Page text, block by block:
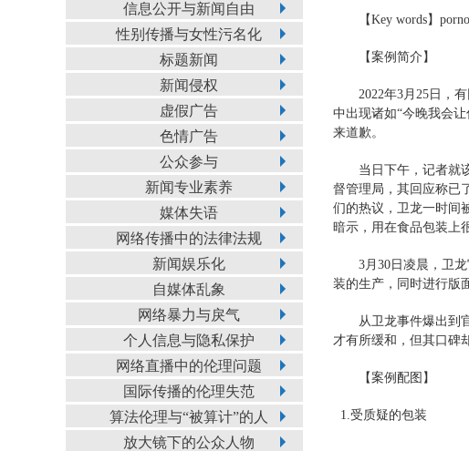
信息公开与新闻自由
性别传播与女性污名化
标题新闻
新闻侵权
虚假广告
色情广告
公众参与
新闻专业素养
媒体失语
网络传播中的法律法规
新闻娱乐化
自媒体乱象
网络暴力与戾气
个人信息与隐私保护
网络直播中的伦理问题
国际传播的伦理失范
算法伦理与“被算计”的人
放大镜下的公众人物
【Key words】
【案例简介】
2022年3月25日，
中出现诸如“今晚我会
来道歉。
当日下午，记者就
督管理局，其回应称已
们的热议，卫龙一时间
暗示，用在食品包装上
3月30日凌晨，卫
装的生产，同时进行版
从卫龙事件爆出到
才有所缓和，但其口碑
【案例配图】
1.受质疑的包装